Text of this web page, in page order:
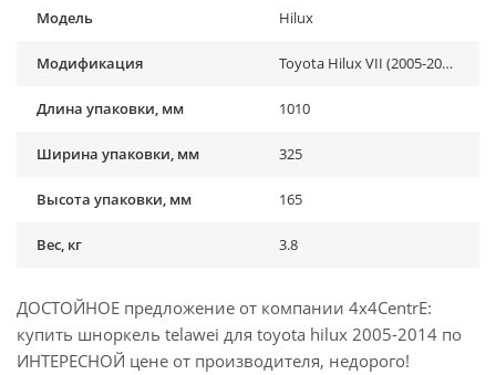
Модель Hilux
Модификация Toyota Hilux VII (2005-2014)
Длина упаковки, мм 1010
Ширина упаковки, мм 325
Высота упаковки, мм 165
Вес, кг 3.8
ДОСТОЙНОЕ предложение от компании 4x4CentrE:
купить шноркель telawei для toyota hilux 2005-2014 по
ИНТЕРЕСНОЙ цене от производителя, недорого!